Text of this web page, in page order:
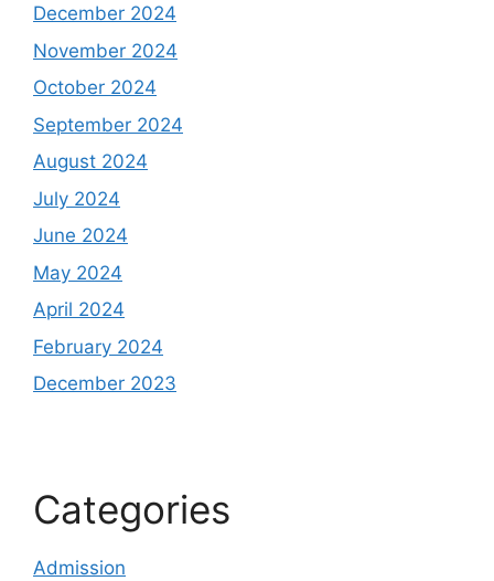
December 2024
November 2024
October 2024
September 2024
August 2024
July 2024
June 2024
May 2024
April 2024
February 2024
December 2023
Categories
Admission